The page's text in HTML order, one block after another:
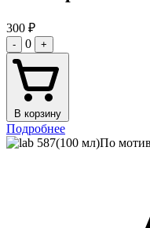
300 ₽
- 0 +
В корзину
Подробнее